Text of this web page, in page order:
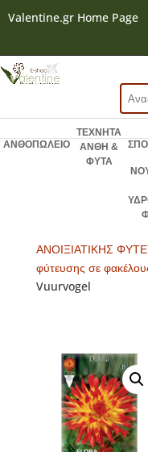
Valentine.gr Home Page
για:
ΑΝΘΟΠΩΛΕΙΟ
ΤΕΧΝΗΤΑ
ΑΝΘΗ &
ΦΥΤΑ
ΑΝΟΙΞΙΑΤΙΚΗΣ
φύτευσης σε
Vuurvogel